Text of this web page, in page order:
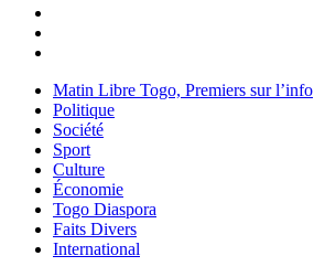
Matin Libre Togo, Premiers sur l’info
Politique
Société
Sport
Culture
Économie
Togo Diaspora
Faits Divers
International